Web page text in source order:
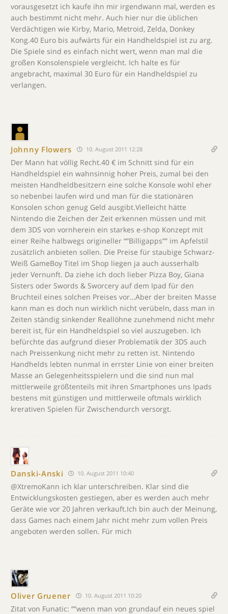
vorausgesetzt ich kaufe ihn mir irgendwann mal, werden es
auch bestimmt nicht mehr. Auch hier nur die üblichen
Verdächtigen wie Kirby, Mario, Metroid, Zelda, Donkey
Kong.40 Euro bis aufwärts für ein Handheldspiel ist zu arg.
Die Spiele sind es einfach nicht wert, wenn man mal die
großen Konsolenspiele vergleicht. Ich halte es für
angebracht, maximal 30 Euro für ein Handheldspiel zu
verlangen.
Johnny Flowers 10. August 2011 12:28
Der Mann hat völlig Recht.40 € im Schnitt sind für ein
Handheldspiel ein wahnsinnig hoher Preis, zumal bei den
meisten Handheldbesitzern eine solche Konsole wohl eher
so nebenbei laufen wird und man für die stationären
Konsolen schon genug Geld ausgibt.Vielleicht hätte
Nintendo die Zeichen der Zeit erkennen müssen und mit
dem 3DS von vornherein ein starkes e-shop Konzept mit
einer Reihe halbwegs origineller “”Billigapps”” im Apfelstil
zusätzlich anbieten sollen. Die Preise für staubige Schwarz-
Weiß GameBoy Titel im Shop liegen ja auch ausserhalb
jeder Vernunft. Da ziehe ich doch lieber Pizza Boy, Giana
Sisters oder Swords & Sworcery auf dem Ipad für den
Bruchteil eines solchen Preises vor…Aber der breiten Masse
kann man es doch nun wirklich nicht verübeln, dass man in
Zeiten ständig sinkender Reallöhne zunehmend nicht mehr
bereit ist, für ein Handheldspiel so viel auszugeben. Ich
befürchte das aufgrund dieser Problematik der 3DS auch
nach Preissenkung nicht mehr zu retten ist. Nintendo
Handhelds lebten nunmal in errster Linie von einer breiten
Masse an Gelegenheitsspielern und die sind nun mal
mittlerweile größtenteils mit ihren Smartphones uns Ipads
bestens mit günstigen und mittlerweile oftmals wirklich
krerativen Spielen für Zwischendurch versorgt.
Danski-Anski 10. August 2011 10:40
@XtremoKann ich klar unterschreiben. Klar sind die
Entwicklungskosten gestiegen, aber es werden auch mehr
Geräte wie vor 20 Jahren verkauft.Ich bin auch der Meinung,
dass Games nach einem Jahr nicht mehr zum vollen Preis
angeboten werden sollen. Für mich
Oliver Gruener 10. August 2011 10:20
Zitat von Funatic: “”wenn man von grundauf ein neues spiel